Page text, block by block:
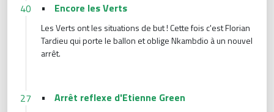
40 • Encore les Verts
Les Verts ont les situations de but ! Cette fois c'est Florian
Tardieu qui porte le ballon et oblige Nkambdio à un nouvel
arrêt.
27 • Arrêt reflexe d'Etienne Green